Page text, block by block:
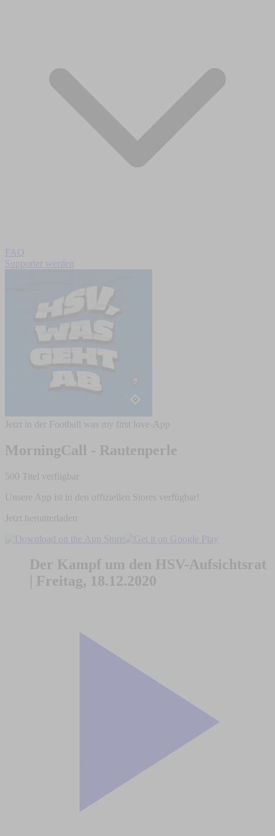
FAQ
Supporter werden
Jetzt in der Football was my first love-App
MorningCall - Rautenperle
500 Titel verfügbar
Unsere App ist in den offiziellen Stores verfügbar!
Jetzt herunterladen
Der Kampf um den HSV-Aufsichtsrat
| Freitag, 18.12.2020